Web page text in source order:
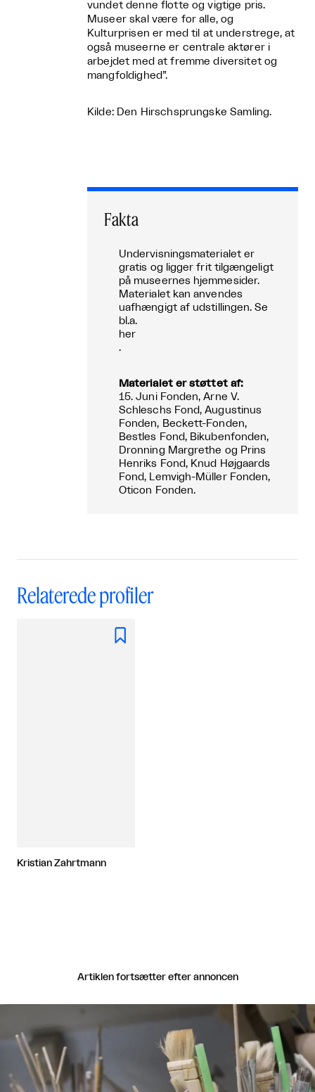
vundet denne flotte og vigtige pris.
Museer skal være for alle, og
Kulturprisen er med til at understrege, at
også museerne er centrale aktører i
arbejdet med at fremme diversitet og
mangfoldighed”.
Kilde: Den Hirschsprungske Samling.
Fakta
Undervisningsmaterialet er
gratis og ligger frit tilgængeligt
på museernes hjemmesider.
Materialet kan anvendes
uafhængigt af udstillingen. Se
bl.a.
her
.
Materialet er støttet af:
15. Juni Fonden, Arne V.
Schleschs Fond, Augustinus
Fonden, Beckett-Fonden,
Bestles Fond, Bikubenfonden,
Dronning Margrethe og Prins
Henriks Fond, Knud Højgaards
Fond, Lemvigh-Müller Fonden,
Oticon Fonden.
Relaterede profiler

Kristian Zahrtmann
Artiklen fortsætter efter annoncen